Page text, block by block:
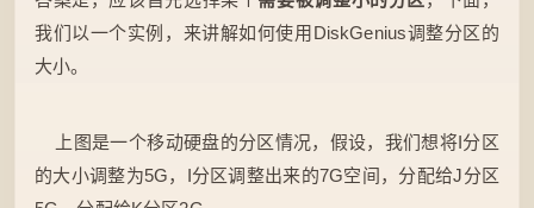
我们以一个实例，来讲解如何使用DiskGenius调整分区的
大小。
上图是一个移动硬盘的分区情况，假设，我们想将I分区
的大小调整为5G，I分区调整出来的7G空间，分配给J分区